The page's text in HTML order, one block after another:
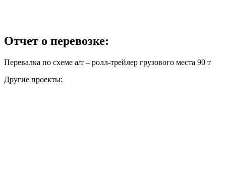
Отчет о перевозке:
Перевалка по схеме а/т – ролл-трейлер грузового места 90 т
Другие проекты: